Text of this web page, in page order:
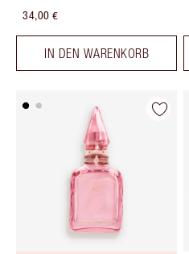
34,00 €
IN DEN WARENKORB